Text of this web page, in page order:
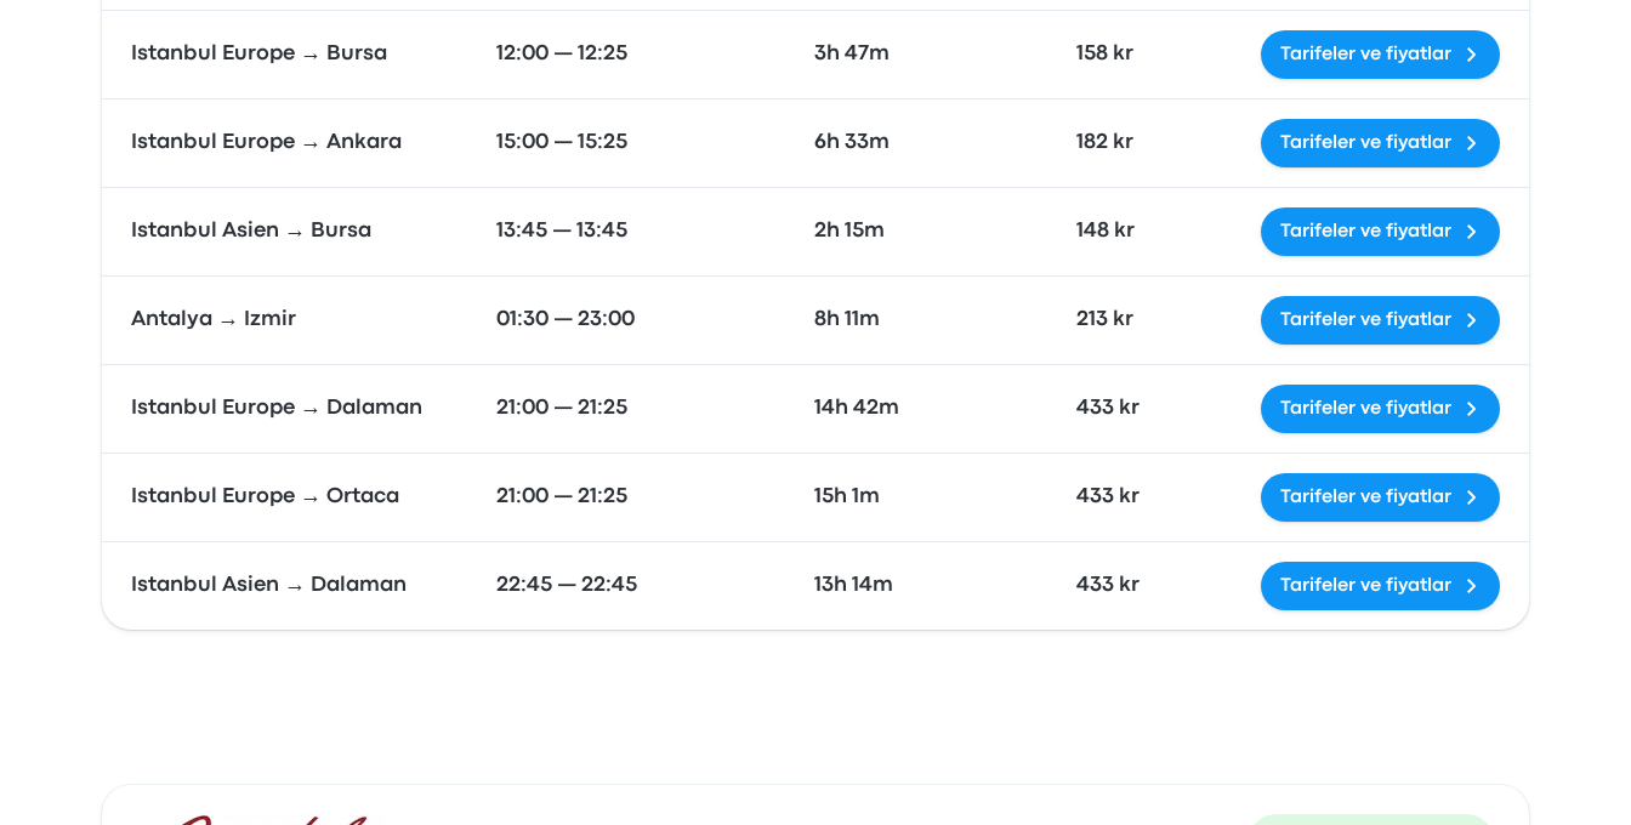
Istanbul Europe → Bursa 12:00 — 12:25 3h 47m 158 kr Tarifeler ve fiyatlar
Istanbul Europe → Ankara 15:00 — 15:25 6h 33m 182 kr Tarifeler ve fiyatlar
Istanbul Asien → Bursa 13:45 — 13:45 2h 15m 148 kr Tarifeler ve fiyatlar
Antalya → Izmir 01:30 — 23:00 8h 11m 213 kr Tarifeler ve fiyatlar
Istanbul Europe → Dalaman 21:00 — 21:25 14h 42m 433 kr Tarifeler ve fiyatlar
Istanbul Europe → Ortaca 21:00 — 21:25 15h 1m 433 kr Tarifeler ve fiyatlar
Istanbul Asien → Dalaman 22:45 — 22:45 13h 14m 433 kr Tarifeler ve fiyatlar